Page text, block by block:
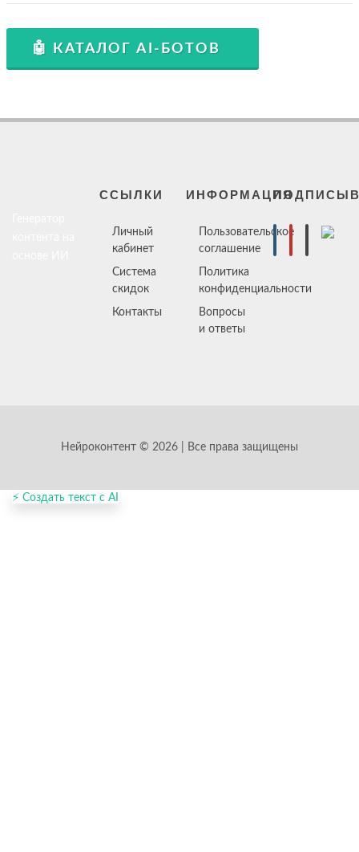
🤖 КАТАЛОГ AI-БОТОВ
ССЫЛКИ
Личный
кабинет
Система
скидок
Контакты
ИНФОРМАЦИЯ
Пользовательское
соглашение
Политика
конфиденциальности
Вопросы
и ответы
Нейроконтент © 2026 | Все права защищены
⚡ Создать текст с AI